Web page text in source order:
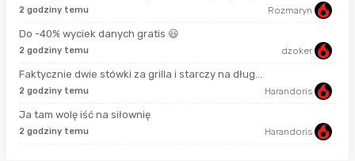
2 godziny temu Rozmaryn
Do -40% wyciek danych gratis 😃
2 godziny temu dzoker
Faktycznie dwie stówki za grilla i starczy na dług...
2 godziny temu Harandoris
Ja tam wolę iść na siłownię
2 godziny temu Harandoris